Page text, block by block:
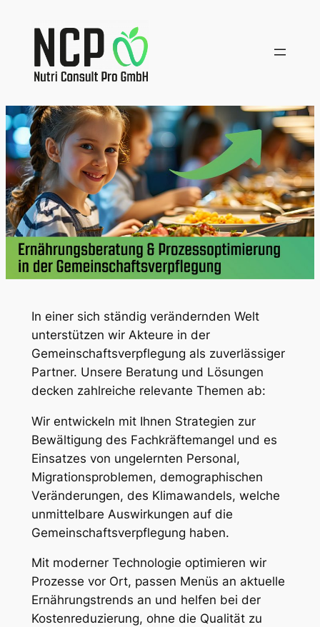
Inhalt
springen
In einer sich ständig verändernden Welt
unterstützen wir Akteure in der
Gemeinschaftsverpflegung als zuverlässiger
Partner. Unsere Beratung und Lösungen
decken zahlreiche relevante Themen ab:
Wir entwickeln mit Ihnen Strategien zur
Bewältigung des Fachkräftemangel und es
Einsatzes von ungelernten Personal,
Migrationsproblemen, demographischen
Veränderungen, des Klimawandels, welche
unmittelbare Auswirkungen auf die
Gemeinschaftsverpflegung haben.
Mit moderner Technologie optimieren wir
Prozesse vor Ort, passen Menüs an aktuelle
Ernährungstrends an und helfen bei der
Kostenreduzierung, ohne die Qualität zu